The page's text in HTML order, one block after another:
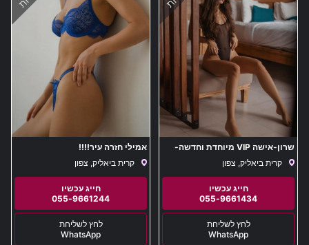
שרון-אישה VIP מיוחדת וחדשה-
קרית ביאליק
קרית ביאליק, צפון
055-9661434
WhatsApp
אמילי חזרה עיר!!!!
קרית ביאליק, צפון
055-9661244
WhatsApp